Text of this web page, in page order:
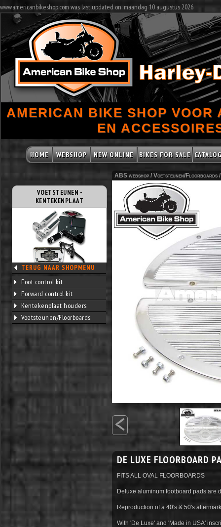
www.americanbikeshop.com was last updated on: maandag 10 augustus 2026
AMERICAN BIKE SHOP VOOR
EN
HOME WEBSHOP NEW ONLINE BIKES FOR SALE
VOETSTEUNEN -
KENTEKENPLAAT
TERUG NAAR SHOPMENU
Foot control kit
Forward control kit
Kentekenplaat houders
Voetsteunen/Floorboards
ABS webshop / Voetsteunen/Floorboards
<
DE LUXE FLOORBOARD
FITS ALL OVAL FLOORBOARDS
Deluxe aluminum footboard pads are
Reproduction of a 40's & 50's
With 'De Luxe' and 'Made in USA'